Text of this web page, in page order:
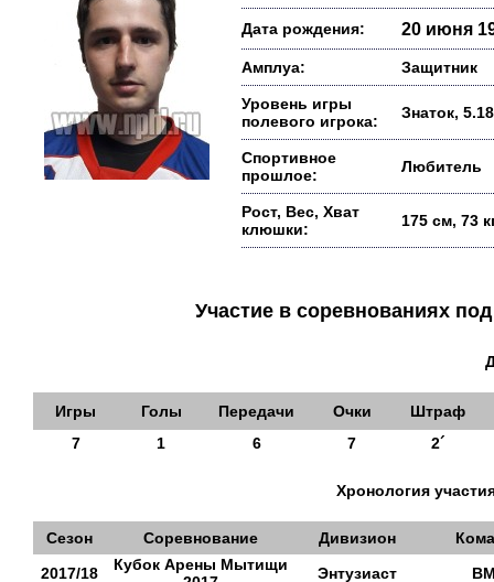
Дата рождения: 20 июня
Амплуа: Защитник
Уровень игры
полевого игрока:
Знаток, 5.18
Спортивное
прошлое:
Любитель
Рост, Вес, Хват
клюшки:
175 см, 73
Участие в соревнованиях
Игры Голы Передачи Очки
Штраф
7
1 6 7 2´
Хронология
Сезон Соревнование Дивизион
2017/18
Кубок Арены Мытищи
Энтузиаст